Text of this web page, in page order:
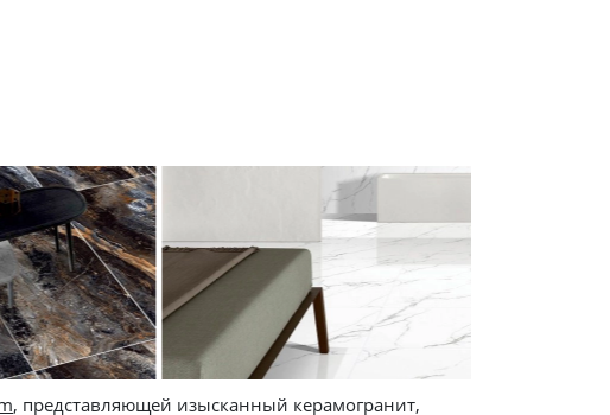
, представляющей изысканный керамогранит,